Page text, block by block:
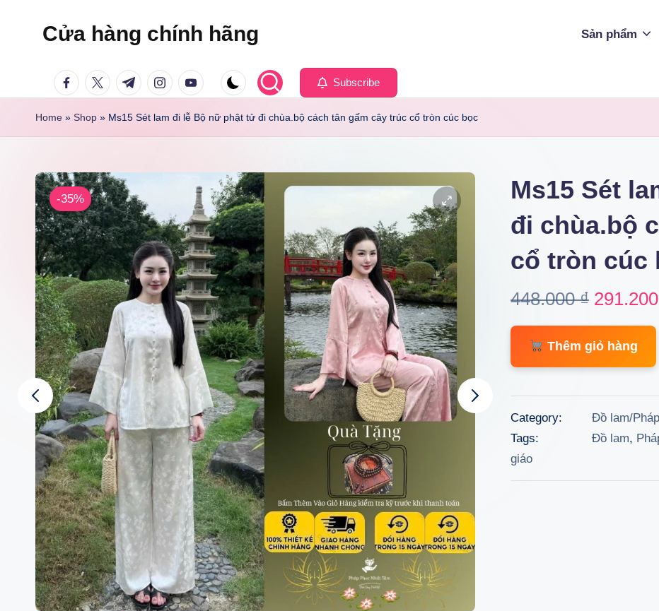
Cửa hàng chính hãng Sản phẩm
facebook.com
twitter.com
t.me instagram.com
youtube.com Subscribe
Home » Shop » Ms15 Sét lam đi lễ Bộ nữ phật tử đi chùa.bộ cách tân gấm cây trúc cổ tròn cúc bọc
-35%
Ms15 Sét
đi chùa.bộ
cổ tròn cúc
448.000₫ Original
price
was:
291.200
Thêm giỏ hàng
Category:
Đồ lam/
Tags:
Đồ lam,
giáo